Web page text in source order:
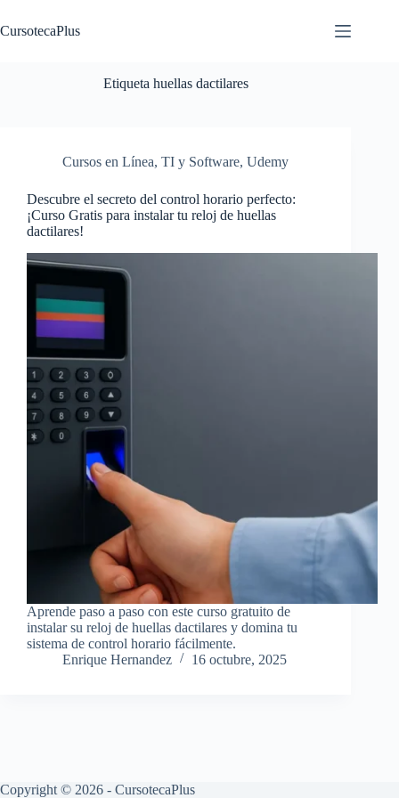
al
contenido
CursotecaPlus
Etiqueta huellas dactilares
Cursos en Línea, TI y Software, Udemy
Descubre el secreto del control horario perfecto:
¡Curso Gratis para instalar tu reloj de huellas
dactilares!
Aprende paso a paso con este curso gratuito de
instalar su reloj de huellas dactilares y domina tu
sistema de control horario fácilmente.
Enrique Hernandez
16 octubre, 2025
Copyright © 2026 - CursotecaPlus